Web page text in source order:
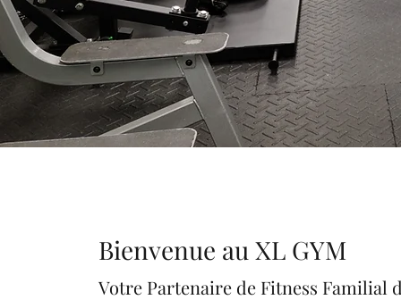
Bienvenue au XL GYM
Votre Partenaire de Fitness Familial